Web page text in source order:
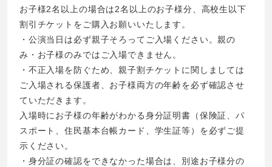
お子様2名以上の場合は2名以上のお子様分、高校生以下
割引チケットをご購入お願いいたします。
・公演当日は必ず親子そろってご入場ください。親の
み・お子様のみではご入場できません。
・不正入場を防ぐため、親子割チケットに関しましては
ご入場される保護者、お子様両方の年齢を必ず確認させ
ていただきます。
入場時にお子様の年齢がわかる身分証明書（保険証、パ
スポート、住民基本台帳カード、学生証等）を必ずご提
示ください。
・身分証の確認をできなかった場合は、別途お子様分の